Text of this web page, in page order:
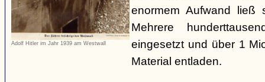
Adolf Hitler im Jahr 1939 am Westwall
enormem Aufwand ließ
Mehrere
eingesetzt und über 1
Material entladen.